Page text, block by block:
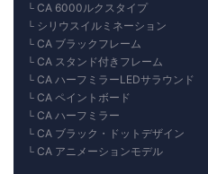
CA 6000ルクスタイプ
シリウスイルミネーション
CA ブラックフレーム
CA スタンド付きフレーム
CA ハーフミラーLEDサラウンド
CA ペイントボード
CA ハーフミラー
CA ブラック・ドットデザイン
CA アニメーションモデル